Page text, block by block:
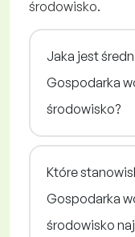
środowisko.
Jaka jest
Gospodarka
środowisko?
Które
Gospodarka
środowisko